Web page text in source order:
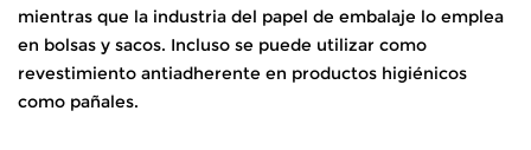
mientras que la industria del papel de embalaje lo emplea
en bolsas y sacos. Incluso se puede utilizar como
revestimiento antiadherente en productos higiénicos
como pañales.